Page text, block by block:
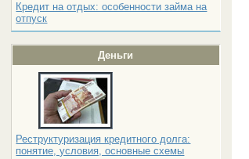
Кредит на отдых: особенности займа на
отпуск
Деньги
Реструктуризация кредитного долга:
понятие, условия, основные схемы